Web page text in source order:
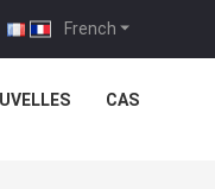
French
CAS